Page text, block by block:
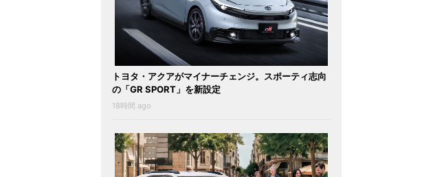
トヨタ・アクアがマイナーチェンジ。スポーティ志向
の「GR SPORT」を新設定
18時間 ago